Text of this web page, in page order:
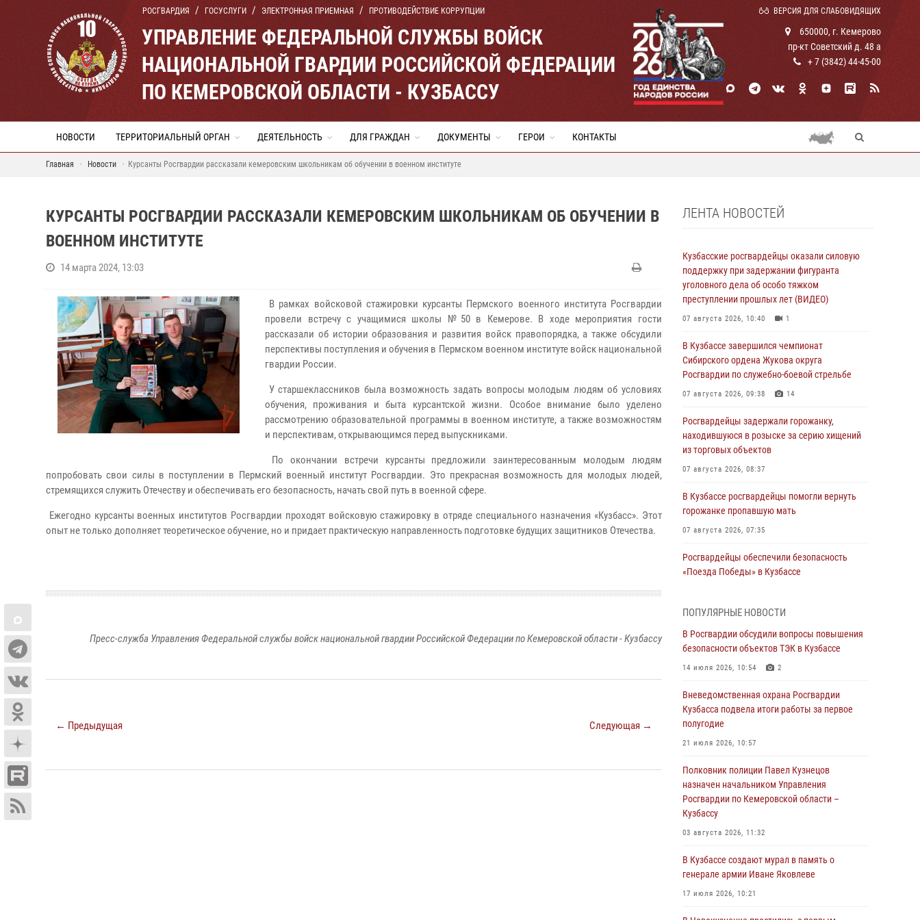
РОСГВАРДИЯ ГОСУСЛУГИ ЭЛЕКТРОННАЯ ПРИЕМНАЯ ПРОТИВОДЕЙСТВИЕ КОРРУПЦИИ ВЕРСИЯ ДЛЯ СЛАБОВИДЯЩИХ
УПРАВЛЕНИЕ ФЕДЕРАЛЬНОЙ СЛУЖБЫ ВОЙСК
НАЦИОНАЛЬНОЙ ГВАРДИИ РОССИЙСКОЙ ФЕДЕРАЦИИ
ПО КЕМЕРОВСКОЙ ОБЛАСТИ - КУЗБАССУ
650000, г. Кемерово
пр-кт Советский д. 48 а
+ 7 (3842) 44-45-00
НОВОСТИ ТЕРРИТОРИАЛЬНЫЙ ОРГАН ДЕЯТЕЛЬНОСТЬ ДЛЯ ГРАЖДАН ДОКУМЕНТЫ ГЕРОИ КОНТАКТЫ
Главная Новости Курсанты Росгвардии рассказали кемеровским школьникам об обучении в военном институте
КУРСАНТЫ РОСГВАРДИИ РАССКАЗАЛИ КЕМЕРОВСКИМ ШКОЛЬНИКАМ ОБ ОБУЧЕНИИ В
ВОЕННОМ ИНСТИТУТЕ
14 марта 2024, 13:03
В рамках войсковой стажировки курсанты Пермского военного института Росгвардии
провели встречу с учащимися школы №50 в Кемерове. В ходе мероприятия гости
рассказали об истории образования и развития войск правопорядка, а также обсудили
перспективы поступления и обучения в Пермском военном институте войск национальной
гвардии России.
У старшеклассников была возможность задать вопросы молодым людям об условиях
обучения, проживания и быта курсантской жизни. Особое внимание было уделено
рассмотрению образовательной программы в военном институте, а также возможностям
и перспективам, открывающимся перед выпускниками.
По окончании встречи курсанты предложили заинтересованным молодым людям
попробовать свои силы в поступлении в Пермский военный институт Росгвардии. Это прекрасная возможность для молодых людей,
стремящихся служить Отечеству и обеспечивать его безопасность, начать свой путь в военной сфере.
Ежегодно курсанты военных институтов Росгвардии проходят войсковую стажировку в отряде специального назначения «Кузбасс». Этот
опыт не только дополняет теоретическое обучение, но и придает практическую направленность подготовке будущих защитников Отечества.
Пресс-служба Управления Федеральной службы войск национальной гвардии Российской Федерации по Кемеровской области - Кузбассу
← Предыдущая Следующая →
ЛЕНТА НОВОСТЕЙ
Кузбасские росгвардейцы оказали силовую
поддержку при задержании фигуранта
уголовного дела об особо тяжком
преступлении прошлых лет (ВИДЕО)
07 августа 2026, 10:40 1
В Кузбассе завершился чемпионат
Сибирского ордена Жукова округа
Росгвардии по служебно-боевой стрельбе
07 августа 2026, 09:38 14
Росгвардейцы задержали горожанку,
находившуюся в розыске за серию хищений
из торговых объектов
07 августа 2026, 08:37
В Кузбассе росгвардейцы помогли вернуть
горожанке пропавшую мать
07 августа 2026, 07:35
Росгвардейцы обеспечили безопасность
«Поезда Победы» в Кузбассе
Генерал-полковник Олег Плохой поздравил
специалистов организационно-штатных
подразделений Росгвардии с
профессиональным праздником
С 1 сентября 2026 года вступает в силу новый
федеральный закон о частной охранной
Росгвардейцы задержали предполагаемого
виновника причинения ножевого ранения
кемеровчанину
06 августа 2026, 09:18
Росгвардейцы задержали мужчину,
повредившего имущество горожанки
06 августа 2026, 08:17
ПОПУЛЯРНЫЕ НОВОСТИ
В Росгвардии обсудили вопросы повышения
безопасности объектов ТЭК в Кузбассе
14 июля 2026, 10:54 2
Вневедомственная охрана Росгвардии
Кузбасса подвела итоги работы за первое
полугодие
21 июля 2026, 10:57
Полковник полиции Павел Кузнецов
назначен начальником Управления
Росгвардии по Кемеровской области –
Кузбассу
03 августа 2026, 11:32
В Кузбассе создают мурал в память о
генерале армии Иване Яковлеве
17 июля 2026, 10:21